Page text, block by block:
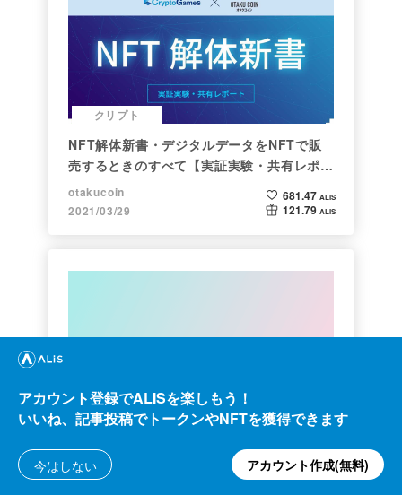
クリプト
NFT解体新書・デジタルデータをNFTで販
売するときのすべて【実証実験・共有レポー
ト】
otakucoin
2021/03/29
681.47 ALIS
121.79 ALIS
クリプト
約２年間ブロックチェ－ンゲームをして
kaya
1.16k
アカウント登録でALISを楽しもう！
いいね、記事投稿でトークンやNFTを獲得できます
今はしない アカウント作成(無料)